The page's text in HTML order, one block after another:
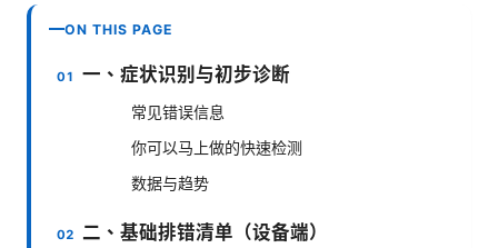
ON THIS PAGE
一、症状识别与初步诊断
常见错误信息
你可以马上做的快速检测
数据与趋势
二、基础排错清单（设备端）